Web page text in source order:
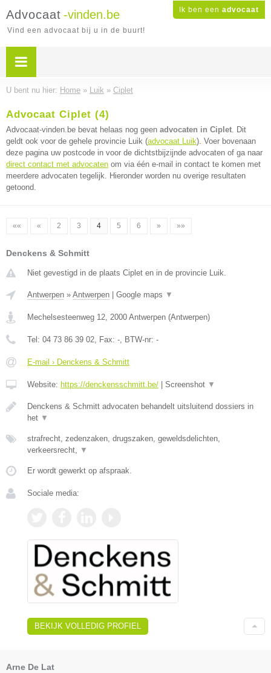
Ik ben een advocaat
Advocaat -vinden.be
Vind een advocaat bij u in de buurt!
U bent nu hier: Home » Luik » Ciplet
Advocaat Ciplet (4)
Advocaat-vinden.be bevat helaas nog geen advocaten in Ciplet. Dit
geldt ook voor de gehele provincie Luik (advocaat Luik). Voer bovenaan
deze pagina uw postcode in voor de dichtstbijzijnde advocaten of ga naar
direct contact met advocaten om via één e-mail in contact te komen met
meerdere advocaten tegelijk. Hieronder worden nu overige resultaten
getoond.
«« « 2 3 4 5 6 » »»
Denckens & Schmitt
Niet gevestigd in de plaats Ciplet en in de provincie Luik.
Antwerpen » Antwerpen Google maps ▼
Mechelsesteenweg 12, 2000 Antwerpen (Antwerpen)
Tel: 04 73 86 39 02, Fax: -, BTW-nr: -
E-mail › Denckens & Schmitt
Website: https://denckensschmitt.be/ Screenshot ▼
Denckens & Schmitt advocaten behandelt uitsluitend dossiers in
het ▼
strafrecht, zedenzaken, drugszaken, geweldsdelichten,
verkeersrecht, ▼
Er wordt gewerkt op afspraak.
Sociale media:
BEKIJK VOLLEDIG PROFIEL
Arne De Lat